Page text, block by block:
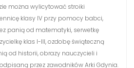
można wylicytować stroiki
klasy IV przy pomocy babci,
panią od matematyki, serwetkę
klas I-III, ozdobę świąteczną
od historii, obrazy nauczycieli i
przez zawodników Arki Gdynia.